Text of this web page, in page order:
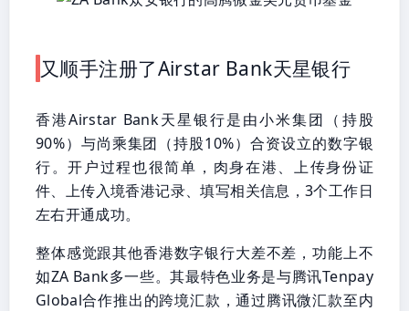
又顺手注册了Airstar Bank天星银行
香港Airstar Bank天星银行是由小米集团（持股
90%）与尚乘集团（持股10%）合资设立的数字银
行。开户过程也很简单，肉身在港、上传身份证
件、上传入境香港记录、填写相关信息，3个工作日
左右开通成功。
整体感觉跟其他香港数字银行大差不差，功能上不
如ZA Bank多一些。其最特色业务是与腾讯Tenpay
Global合作推出的跨境汇款，通过腾讯微汇款至内